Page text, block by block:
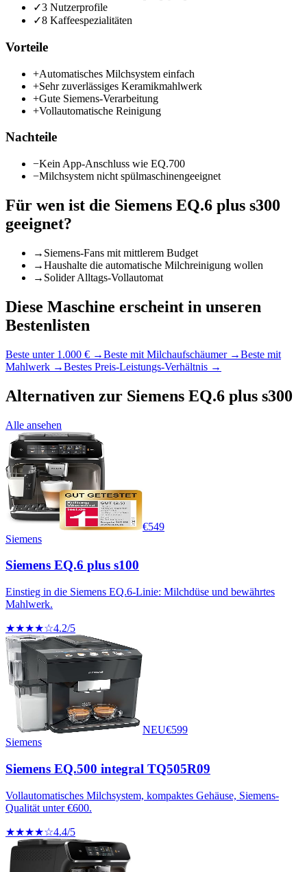
✓3 Nutzerprofile
✓8 Kaffeespezialitäten
Vorteile
+Automatisches Milchsystem einfach
+Sehr zuverlässiges Keramikmahlwerk
+Gute Siemens-Verarbeitung
+Vollautomatische Reinigung
Nachteile
−Kein App-Anschluss wie EQ.700
−Milchsystem nicht spülmaschinengeeignet
Für wen ist die Siemens EQ.6 plus s300
geeignet?
→ Siemens-Fans mit mittlerem Budget
→Haushalte die automatische Milchreinigung wollen
→ Solider Alltags-Vollautomat
Diese Maschine erscheint in unseren
Bestenlisten
Beste unter 1.000 € →Beste mit Milchaufschäumer→Beste mit
Mahlwerk →Bestes Preis-Leistungs-Verhältnis →
Alternativen zur Siemens EQ.6 plus s300
Alle ansehen
€549
Siemens
Siemens EQ.6 plus s100
Einstieg in die Siemens EQ.6-Linie: Milchdüse und bewährtes
Mahlwerk.
★★★★☆4.2/5
NEU€599
Siemens
Siemens EQ.500 integral TQ505R09
Vollautomatisches Milchsystem, kompaktes Gehäuse, Siemens-
Qualität unter €600.
★★★★☆4.4/5